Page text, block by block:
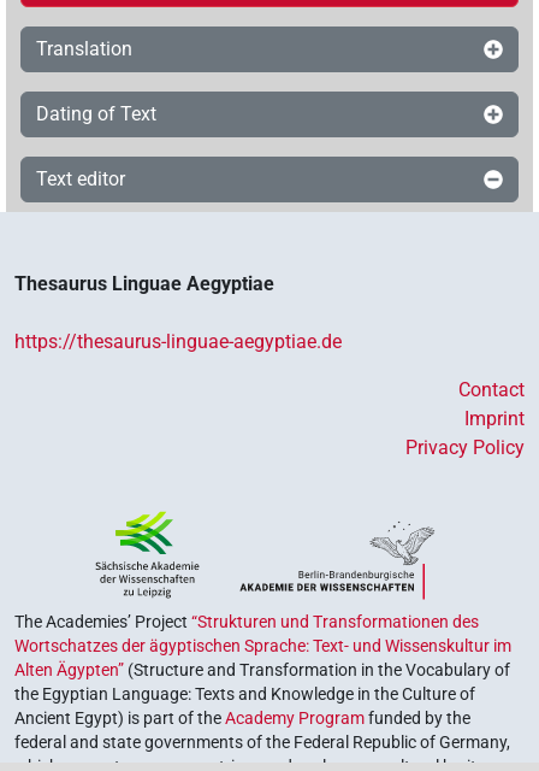
Translation
Dating of Text
Text editor
Thesaurus Linguae Aegyptiae
https://thesaurus-linguae-aegyptiae.de
Contact
Imprint
Privacy Policy
The Academies’ Project “Strukturen und Transformationen des
Wortschatzes der ägyptischen Sprache: Text- und Wissenskultur im
Alten Ägypten” (Structure and Transformation in the Vocabulary of
the Egyptian Language: Texts and Knowledge in the Culture of
Ancient Egypt) is part of theAcademy Programfunded by the
federal and state governments of the Federal Republic of Germany,
which serves to preserve, retrieve and explore our cultural heritage.